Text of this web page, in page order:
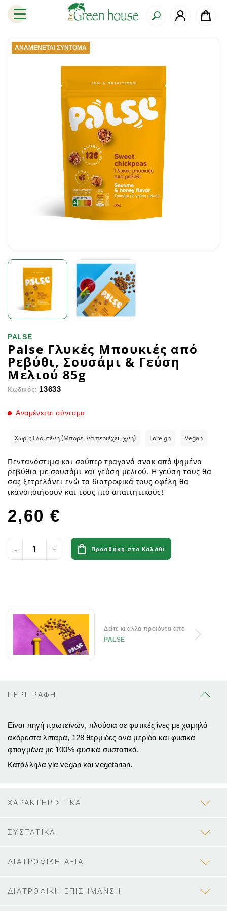
ΑΝΑΜΈΝΕΤΑΙ ΣΎΝΤΟΜΑ
PALSE
Palse Γλυκές Μπουκιές από
Ρεβύθι, Σουσάμι & Γεύση
Μελιού 85g
Κωδικός: 13633
Αναμένεται σύντομα
Χωρίς Γλουτένη (Μπορεί να περιέχει ίχνη) Foreign Vegan
Πεντανόστιμα και σούπερ τραγανά σνακ από ψημένα
ρεβύθια με σουσάμι και γεύση μελιού. Η γεύση τους θα
σας ξετρελάνει ενώ τα διατροφικά τους οφέλη θα
ικανοποιήσουν και τους πιο απαιτητικούς!
2,60 €
Προσθήκη στο Καλάθι
Δείτε κι άλλα προϊόντα απο
PALSE
ΠΕΡΙΓΡΑΦΗ
Είναι πηγή πρωτεϊνών, πλούσια σε φυτικές ίνες με χαμηλά
ακόρεστα λιπαρά, 128 θερμίδες ανά μερίδα και φυσικά
φτιαγμένα με 100% φυσικά συστατικά.
Κατάλληλα για vegan και vegetarian.
ΧΑΡΑΚΤΗΡΙΣΤΙΚΑ
ΣΥΣΤΑΤΙΚΑ
ΔΙΑΤΡΟΦΙΚΗ ΑΞΙΑ
ΔΙΑΤΡΟΦΙΚΗ ΕΠΙΣΗΜΑΝΣΗ